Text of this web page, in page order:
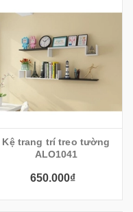
Kệ trang trí treo tường
ALO1041
650.000₫